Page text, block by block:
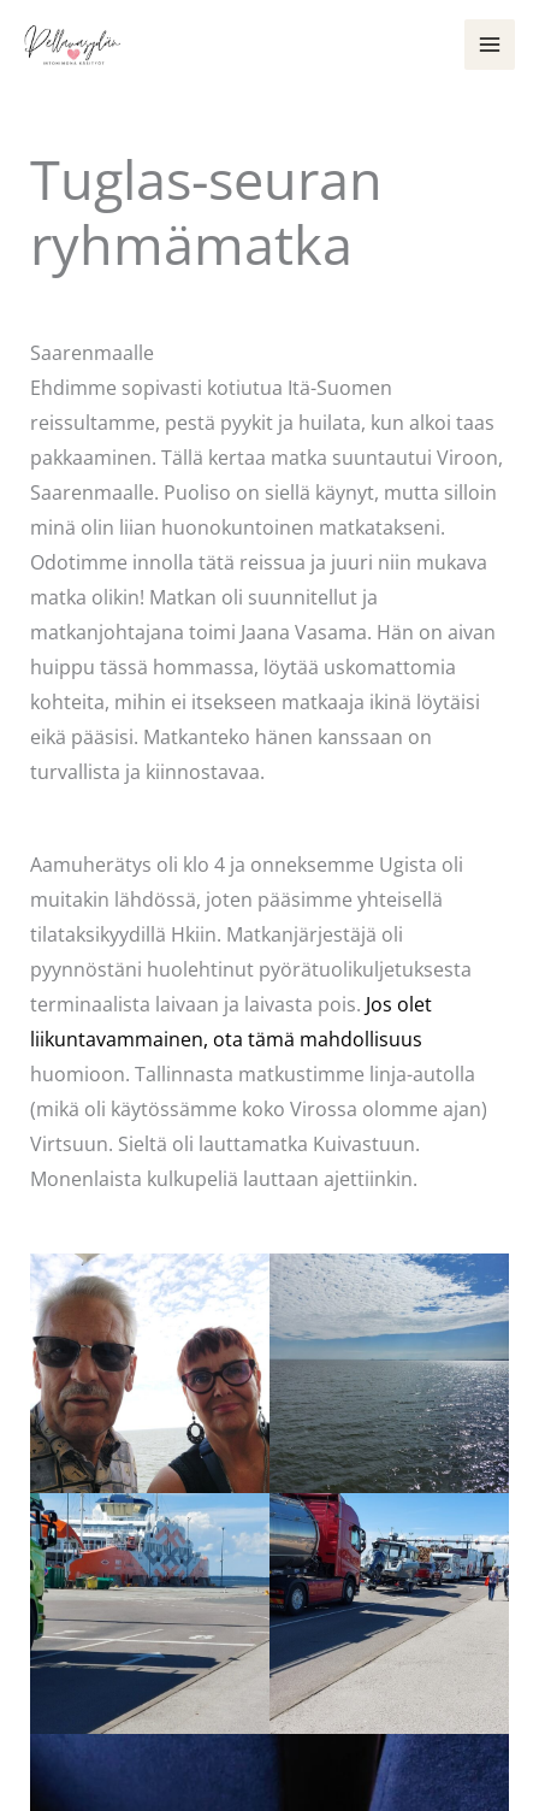
sisältöön
Tuglas-seuran
ryhmämatka
Saarenmaalle
Ehdimme sopivasti kotiutua Itä-Suomen
reissultamme, pestä pyykit ja huilata, kun alkoi taas
pakkaaminen. Tällä kertaa matka suuntautui Viroon,
Saarenmaalle. Puoliso on siellä käynyt, mutta silloin
minä olin liian huonokuntoinen matkatakseni.
Odotimme innolla tätä reissua ja juuri niin mukava
matka olikin! Matkan oli suunnitellut ja
matkanjohtajana toimi Jaana Vasama. Hän on aivan
huippu tässä hommassa, löytää uskomattomia
kohteita, mihin ei itsekseen matkaaja ikinä löytäisi
eikä pääsisi. Matkanteko hänen kanssaan on
turvallista ja kiinnostavaa.
Aamuherätys oli klo 4 ja onneksemme Ugista oli
muitakin lähdössä, joten pääsimme yhteisellä
tilataksikyydillä Hkiin. Matkanjärjestäjä oli
pyynnöstäni huolehtinut pyörätuolikuljetuksesta
terminaalista laivaan ja laivasta pois. Jos olet
liikuntavammainen, ota tämä mahdollisuus
huomioon. Tallinnasta matkustimme linja-autolla
(mikä oli käytössämme koko Virossa olomme ajan)
Virtsuun. Sieltä oli lauttamatka Kuivastuun.
Monenlaista kulkupeliä lauttaan ajettiinkin.